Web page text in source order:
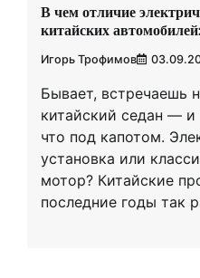
В чем отличие
китайских
Игорь Трофимов
Бывает, встречаешь
китайский седан — и
что под капотом.
установка или
мотор? Китайские
последние годы так